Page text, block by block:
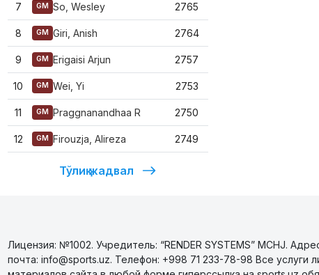
7 GM So, Wesley 2765
8 GM Giri, Anish 2764
9 GM Erigaisi Arjun 2757
10 GM Wei, Yi 2753
11 GM Praggnanandhaa R 2750
12 GM Firouzja, Alireza 2749
Тўлиқ жадвал
Лицензия: №1002. Учредитель: “RENDER SYSTEMS” MCHJ.
почта: info@sports.uz. Телефон: +998 71 233-78-98 Все